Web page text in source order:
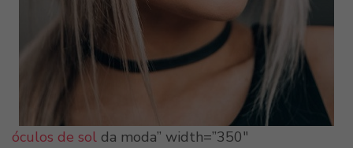
óculos de sol da moda” width=”350″